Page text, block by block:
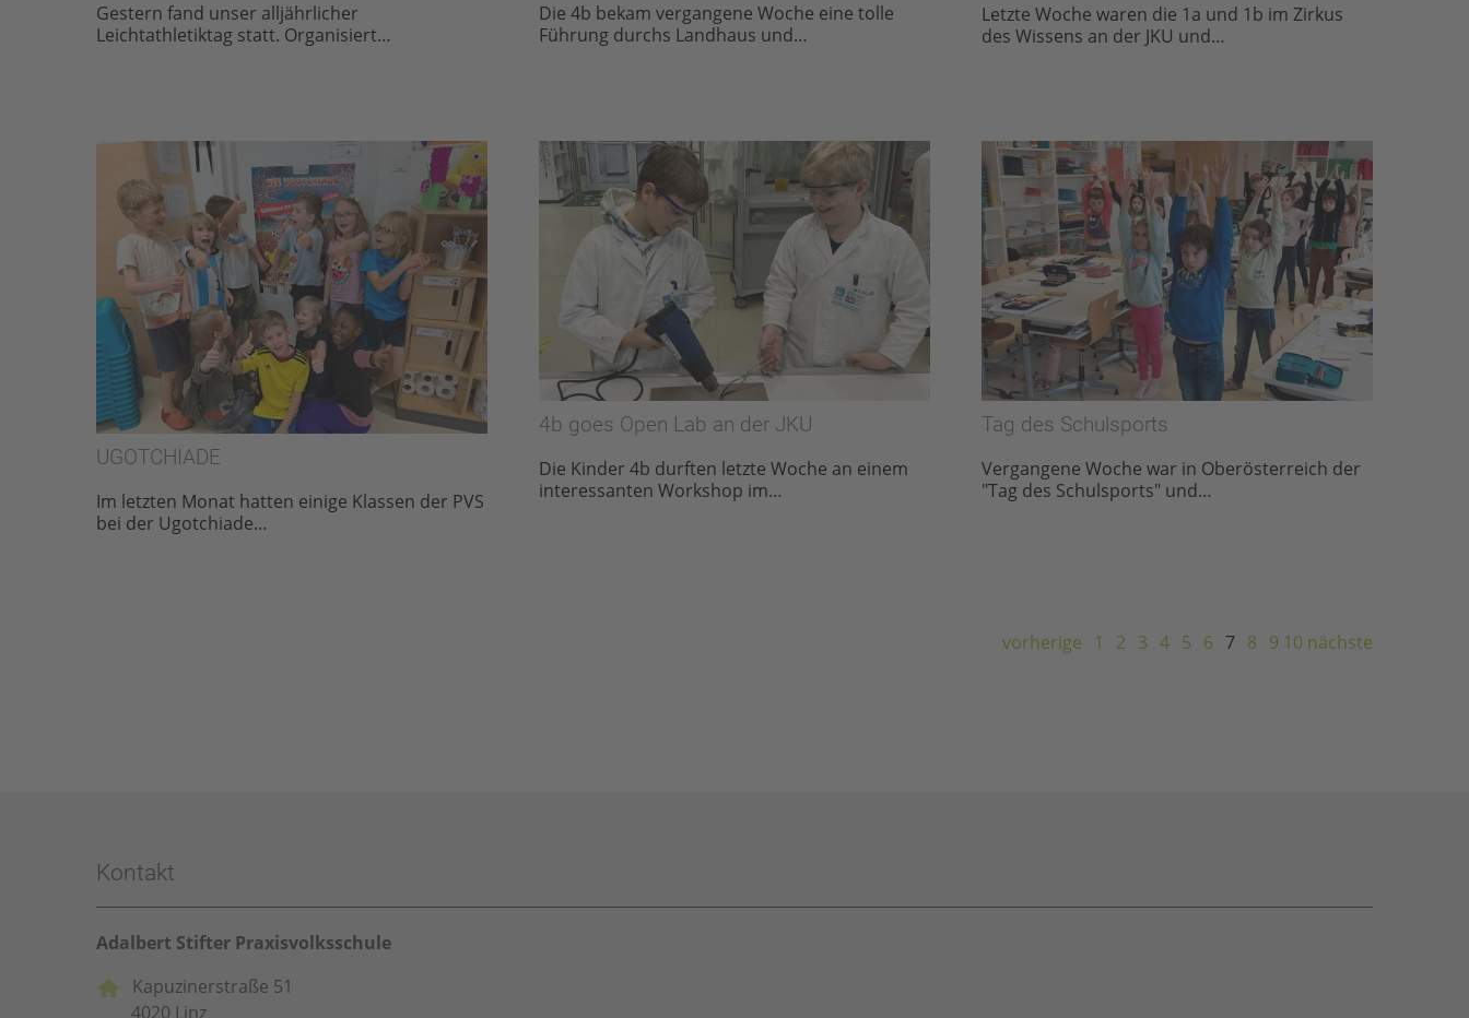
Gestern fand unser alljährlicher
Leichtathletiktag statt. Organisiert…
Die 4b bekam vergangene Woche eine tolle
Führung durchs Landhaus und…
Letzte Woche waren die 1a und 1b im Zirkus
des Wissens an der JKU und…
UGOTCHIADE
Im letzten Monat hatten einige Klassen der PVS
bei der Ugotchiade…
4b goes Open Lab an der JKU
Die Kinder 4b durften letzte Woche an einem
interessanten Workshop im…
Tag des Schulsports
Vergangene Woche war in Oberösterreich der
"Tag des Schulsports" und…
vorherige 1 2 3 4 5 6 7 8 9 10 nächste
Kontakt
Adalbert Stifter Praxisvolksschule
Kapuzinerstraße 51
4020 Linz